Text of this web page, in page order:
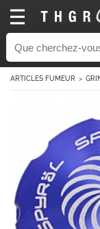
ARTICLES FUMEUR